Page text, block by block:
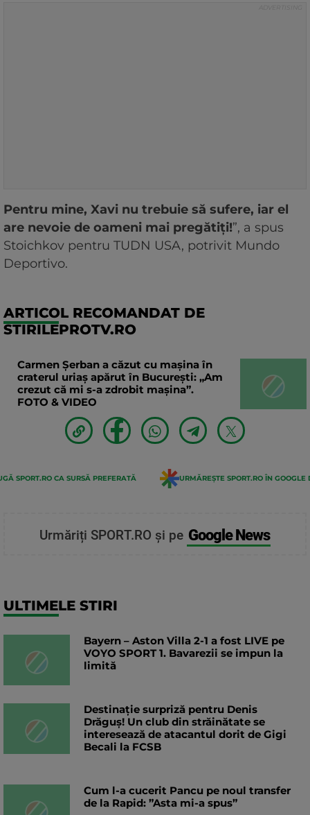
Pentru mine, Xavi nu trebuie să sufere, iar el
are nevoie de oameni mai pregătiți!”, a spus
Stoichkov pentru TUDN USA, potrivit Mundo
Deportivo.
ARTICOL RECOMANDAT DE
STIRILEPROTV.RO
Carmen Șerban a căzut cu mașina în
craterul uriaș apărut în București: „Am
crezut că mi s-a zdrobit mașina”.
FOTO & VIDEO
SPORT.RO CA SURSĂ PREFERATĂ URMĂREȘTE SPORT.RO ÎN GOOGLE
Urmăriți SPORT.RO și pe Google News
ULTIMELE STIRI
Bayern – Aston Villa 2-1 a fost LIVE pe
VOYO SPORT 1. Bavarezii se impun la
limită
Destinație surpriză pentru Denis
Drăguș! Un club din străinătate se
interesează de atacantul dorit de Gigi
Becali la FCSB
Cum l-a cucerit Pancu pe noul transfer
de la Rapid: ”Asta mi-a spus”